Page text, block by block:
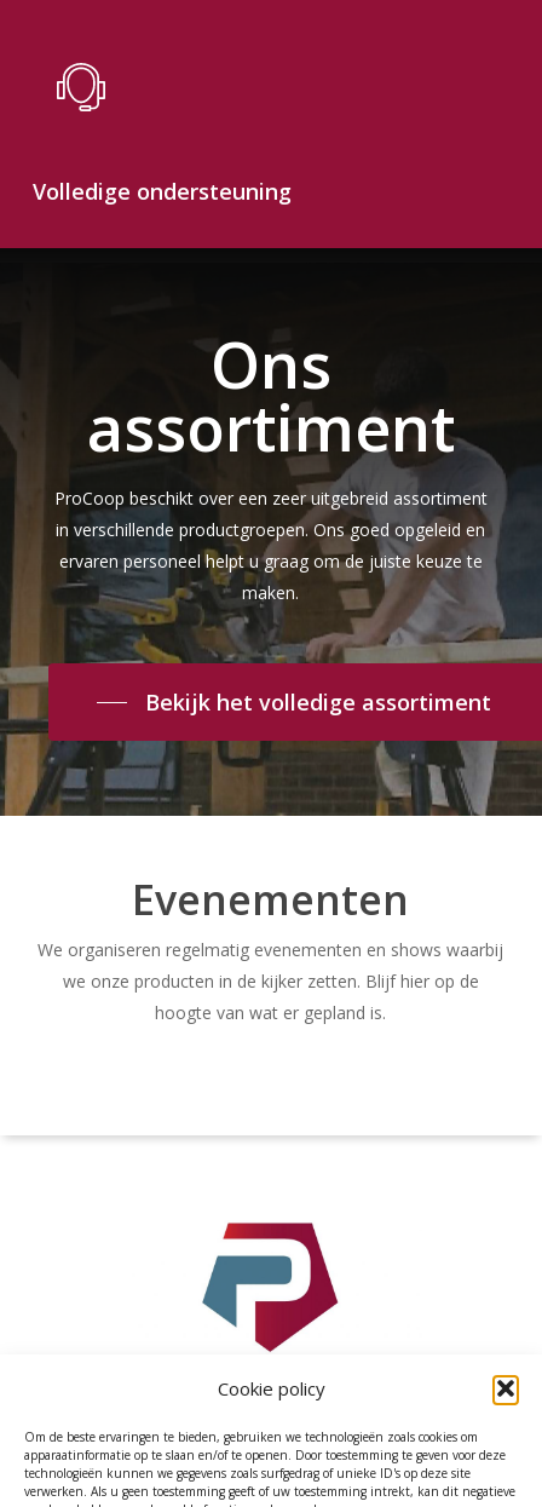
Cookie policy
Om de beste ervaringen te bieden, gebruiken we technologieën zoals cookies om
apparaatinformatie op te slaan en/of te openen. Door toestemming te geven voor deze
technologieën kunnen we gegevens zoals surfgedrag of unieke ID's op deze site
verwerken. Als u geen toestemming geeft of uw toestemming intrekt, kan dit negatieve
Volledige ondersteuning
Ons
assortiment
ProCoop beschikt over een zeer uitgebreid assortiment
in verschillende productgroepen. Ons goed opgeleid en
ervaren personeel helpt u graag om de juiste keuze te
maken.
Bekijk het volledige assortiment
Evenementen
We organiseren regelmatig evenementen en shows waarbij
we onze producten in de kijker zetten. Blijf hier op de
hoogte van wat er gepland is.